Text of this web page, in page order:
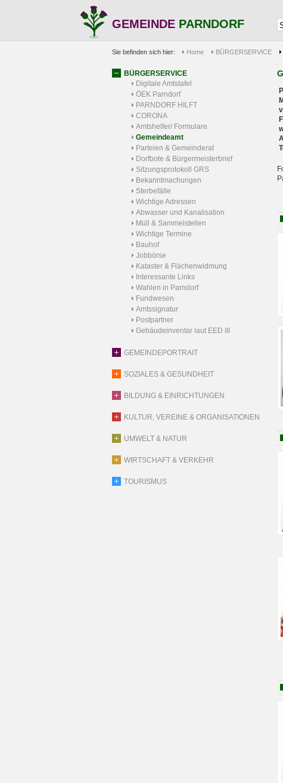
GEMEINDE PARNDORF
Sie befinden sich hier: Home BÜRGERSERVICE
BÜRGERSERVICE
Digitale Amtstafel
ÖEK Parndorf
PARNDORF HILFT
CORONA
Amtshelfer/ Formulare
Gemeindeamt
Parteien & Gemeinderat
Dorfbote & Bürgermeisterbrief
Sitzungsprotokoll GRS
Bekanntmachungen
Sterbefälle
Wichtige Adressen
Abwasser und Kanalisation
Müll & Sammelstellen
Wichtige Termine
Bauhof
Jobbörse
Kataster & Flächenwidmung
Interessante Links
Wahlen in Parndorf
Fundwesen
Amtssignatur
Postpartner
Gebäudeinventar laut EED III
GEMEINDEPORTRAIT
SOZIALES & GESUNDHEIT
BILDUNG & EINRICHTUNGEN
KULTUR, VEREINE & ORGANISATIONEN
UMWELT & NATUR
WIRTSCHAFT & VERKEHR
TOURISMUS